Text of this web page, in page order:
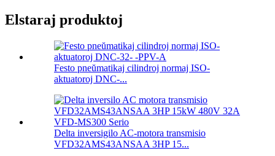
Elstaraj produktoj
Festo pneŭmatikaj cilindroj normaj ISO-
aktuatoroj DNC-...
Delta inversigilo AC-motora transmisio
VFD32AMS43ANSAA 3HP 15...